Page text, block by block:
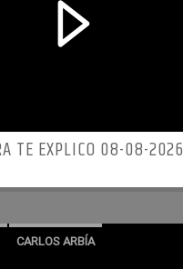
TE EXPLICO 08-08-2026
CARLOS ARBÍA